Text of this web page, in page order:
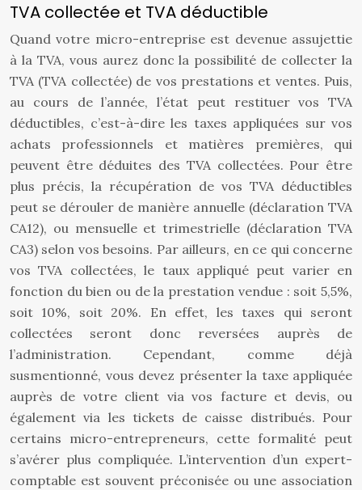
TVA collectée et TVA déductible
Quand votre micro-entreprise est devenue assujettie
à la TVA, vous aurez donc la possibilité de collecter la
TVA (TVA collectée) de vos prestations et ventes. Puis,
au cours de l’année, l’état peut restituer vos TVA
déductibles, c’est-à-dire les taxes appliquées sur vos
achats professionnels et matières premières, qui
peuvent être déduites des TVA collectées. Pour être
plus précis, la récupération de vos TVA déductibles
peut se dérouler de manière annuelle (déclaration TVA
CA12), ou mensuelle et trimestrielle (déclaration TVA
CA3) selon vos besoins. Par ailleurs, en ce qui concerne
vos TVA collectées, le taux appliqué peut varier en
fonction du bien ou de la prestation vendue : soit 5,5%,
soit 10%, soit 20%. En effet, les taxes qui seront
collectées seront donc reversées auprès de
l’administration. Cependant, comme déjà
susmentionné, vous devez présenter la taxe appliquée
auprès de votre client via vos facture et devis, ou
également via les tickets de caisse distribués. Pour
certains micro-entrepreneurs, cette formalité peut
s’avérer plus compliquée. L’intervention d’un expert-
comptable est souvent préconisée ou une association